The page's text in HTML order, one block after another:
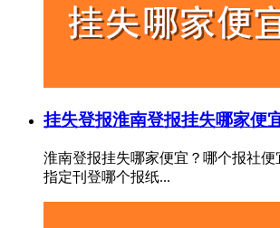
挂失登报淮南登报挂失哪家便
淮南登报挂失哪家便宜？哪个报社
指定刊登哪个报纸...